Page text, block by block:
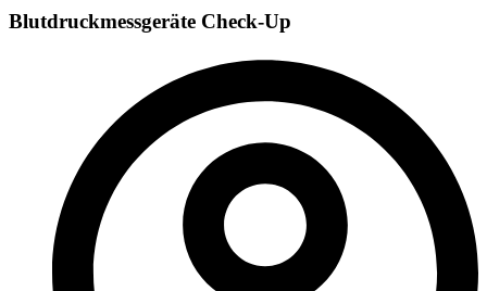
Blutdruckmessgeräte Check-Up